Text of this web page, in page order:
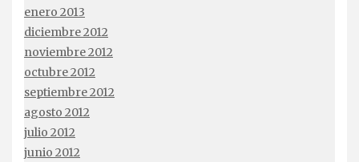
enero 2013
diciembre 2012
noviembre 2012
octubre 2012
septiembre 2012
agosto 2012
julio 2012
junio 2012